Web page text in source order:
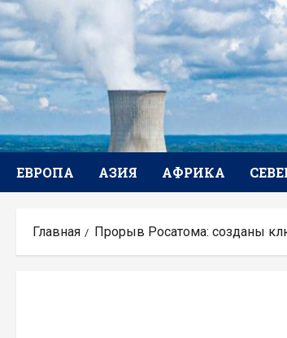
Перейти
к
содержимому
ЕВРОПА АЗИЯ АФРИКА
Главная Прорыв Росатома: созданы